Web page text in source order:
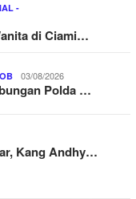
-
di Ciami…
03/08/2026
Polda …
Kang Andhy…